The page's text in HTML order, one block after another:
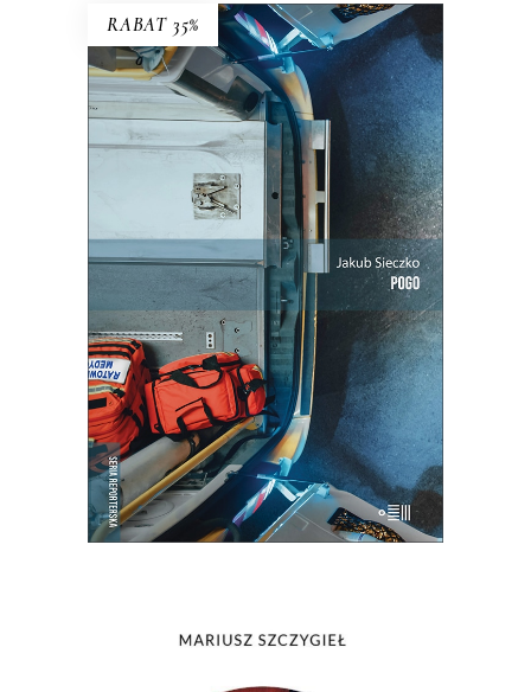
RABAT 35%
E-BOOK DO KOSZYKA
POGO
Ta praca to ciągłe szukanie równowagi
między paraliżującą niepewnością a
wyniszczającą rutyną.
39.00zł 25.35zł
KSIĄŻKA DO KOSZYKA